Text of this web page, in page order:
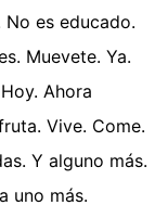
No es educado.
Muevete. Ya.
Ahora
Vive. Come.
Y alguno más.
uno más.